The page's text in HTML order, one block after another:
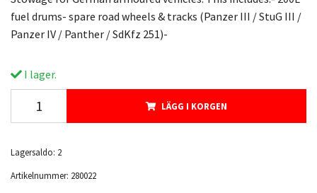
fuel drums- spare road wheels & tracks (Panzer III / StuG III /
Panzer IV / Panther / SdKfz 251)-
I lager.
LÄGG I KORGEN
Lagersaldo: 2
Artikelnummer: 280022